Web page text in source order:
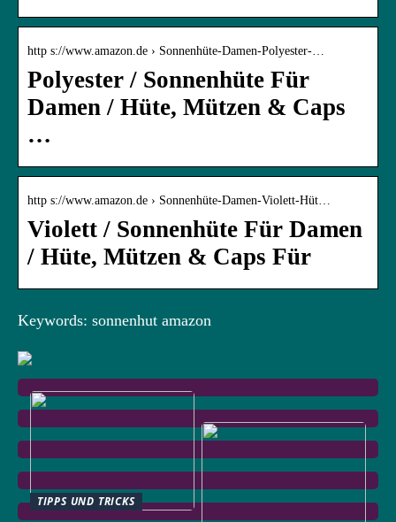
http s://www.amazon.de › Sonnenhüte-Damen-Polyester-…
Polyester / Sonnenhüte Für
Damen / Hüte, Mützen & Caps
…
http s://www.amazon.de › Sonnenhüte-Damen-Violett-Hüt…
Violett / Sonnenhüte Für Damen
/ Hüte, Mützen & Caps Für
Keywords: sonnenhut amazon
TIPPS UND TRICKS